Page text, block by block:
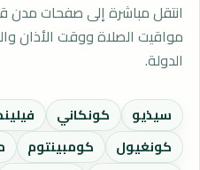
انتقل مباشرة إلى صفحات مدن
مواقيت الصلاة ووقت الأذان
الدولة.
سيذيو كونكاني
كونغيول
كومبينتوم